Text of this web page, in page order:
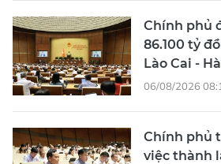
Chính phủ
86.100 tỷ
Lào Cai -
06/08/2026
Chính phủ
việc thành